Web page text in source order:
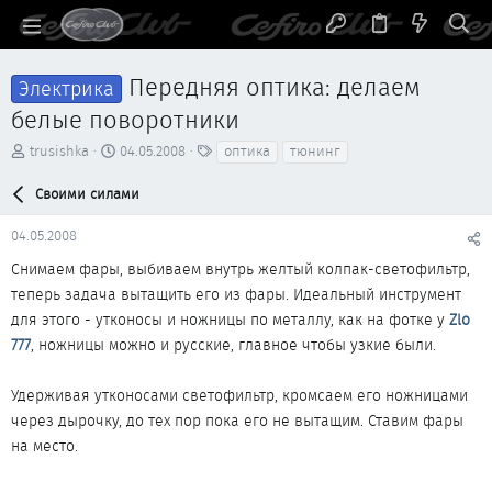
Электрика
Передняя оптика: делаем
белые поворотники
А
р
т
е
м
ы
trusishka
Д
т
а
л
а
04.05.2008 оптика тюнинг
Своими силами
04.05.2008
Снимаем фары, выбиваем внутрь желтый колпак-светофильтр,
теперь задача вытащить его из фары. Идеальный инструмент
для этого - утконосы и ножницы по металлу, как на фотке у Zlo
777, ножницы можно и русские, главное чтобы узкие были.
Удерживая утконосами светофильтр, кромсаем его ножницами
через дырочку, до тех пор пока его не вытащим. Ставим фары
на место.